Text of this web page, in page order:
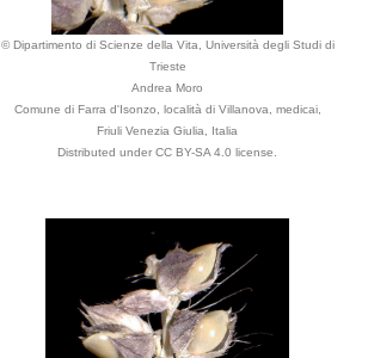
© Dipartimento di Scienze della Vita, Università degli Studi di
Trieste
Andrea Moro
Comune di Farra d'Isonzo, località di Villanova, medicai,
Friuli Venezia Giulia, Italia
Distributed under CC BY-SA 4.0 license.